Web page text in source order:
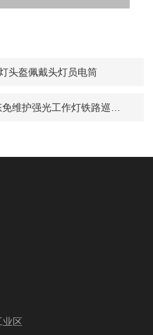
头盔佩戴头灯员电筒
护强光工作灯铁路巡检电筒
业区